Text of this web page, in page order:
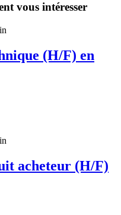
vous intéresser
(H/F) en
acheteur (H/F)